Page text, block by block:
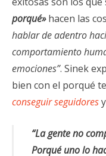
porqué» hacen las
hablar de adentro
comportamiento
emociones”. Sinek
bien con el porqué
conseguir seguidores
“La gente no
Porqué uno lo